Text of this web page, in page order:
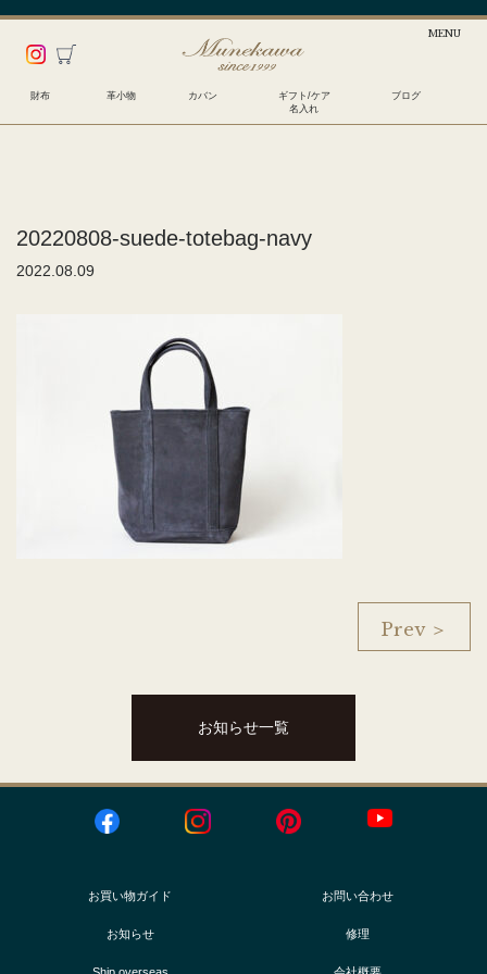
財布 革小物 カバン
ギフト/ケア
名入れ
ブログ
20220808-suede-totebag-navy
2022.08.09
Prev ＞
お知らせ一覧
お買い物ガイド お問い合わせ
お知らせ 修理